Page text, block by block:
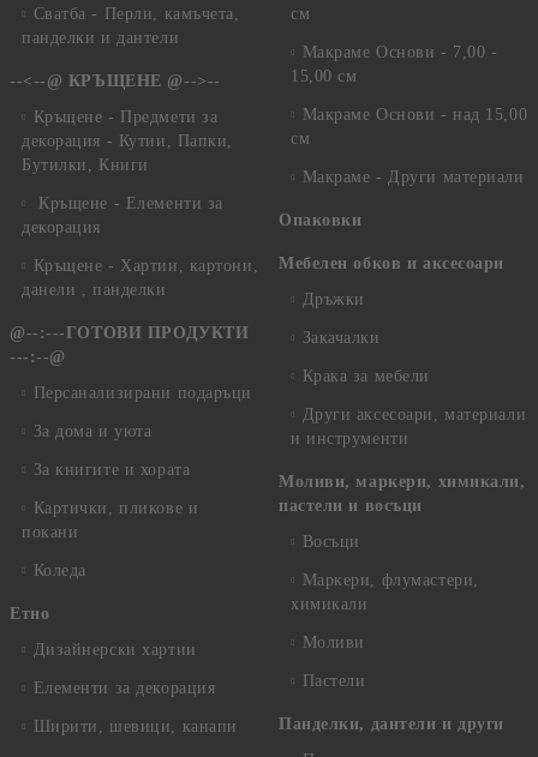
Сватба - Перли, камъчета,
панделки и дантели
--<--@ КРЪЩЕНЕ @-->--
Кръщене - Предмети за
декорация - Кутии, Папки,
Бутилки, Книги
Кръщене - Елементи за
декорация
Кръщене - Хартии, картони,
данели , панделки
@--:---ГОТОВИ ПРОДУКТИ
---:--@
Персанализирани подаръци
За дома и уюта
За книгите и хората
Картички, пликове и
покани
Коледа
Етно
Дизайнерски хартии
Елементи за декорация
Ширити, шевици, канапи
см
Макраме Основи - 7,00 -
15,00 см
Макраме Основи - над 15,00
см
Макраме - Други материали
Опаковки
Мебелен обков и аксесоари
Дръжки
Закачалки
Крака за мебели
Други аксесоари, материали
и инструменти
Моливи, маркери, химикали,
пастели и восъци
Восъци
Маркери, флумастери,
химикали
Моливи
Пастели
Панделки, дантели и други